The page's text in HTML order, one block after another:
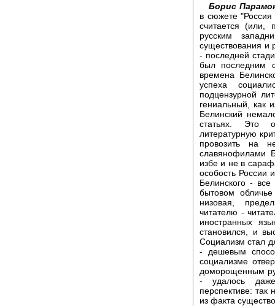
Борис
в сюжете
считается (или,
русским
существования и
- последней
был последним
времена
успеха
подцензурной
гениальный, как
Белинский
статьях. Это
литературную
провозить на
славянофилами
избе и не в
особость России
Белинского -
бытовом
низовая,
читателю -
иностранных
становился, и
Социализм стал
- дешевым
социализме
доморощенным
- удалось даже
перспективе:
из факта